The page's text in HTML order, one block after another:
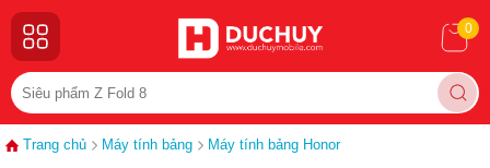
0
Trang chủ Máy tính bảng Máy tính bảng Honor